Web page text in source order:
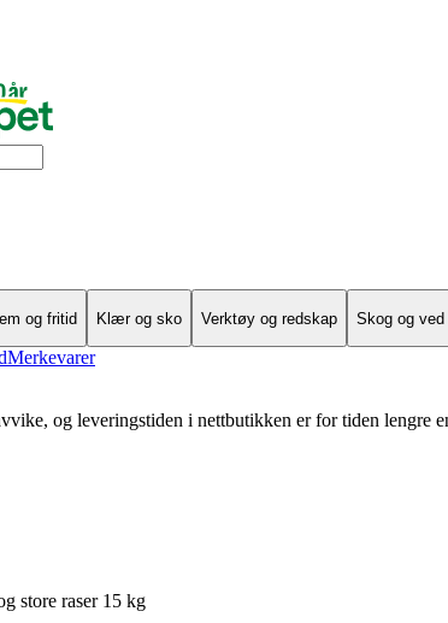
og fritid Klær og sko Verktøy og redskap Skog og ved
Merkevarer
og leveringstiden i nettbutikken er for tiden lengre
store raser 15 kg